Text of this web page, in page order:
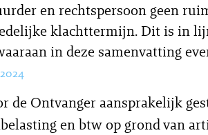
en rechtspersoon geen
klachttermijn. Dit is in
in deze samenvatting
de Ontvanger aansprakelijk
en btw op grond van